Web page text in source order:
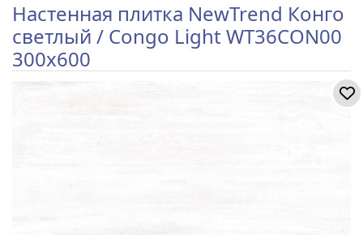
Настенная плитка NewTrend Конго
светлый / Congo Light WT36CON00
300x600